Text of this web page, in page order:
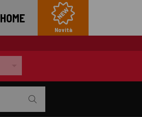
HOME
Novità